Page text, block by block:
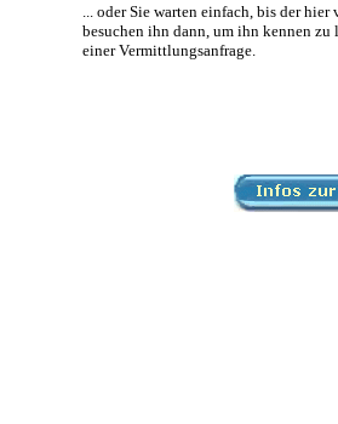
... oder Sie warten einfach, bis der
besuchen ihn dann, um ihn kennen
einer Vermittlungsanfrage.